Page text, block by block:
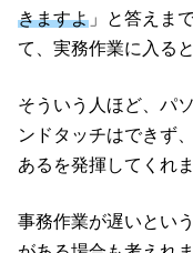
きますよ 」と答えま
て、実務作業に入る
そういう人ほど、パ
ンドタッチはできず
あるを発揮してくれま
事務作業が遅いとい